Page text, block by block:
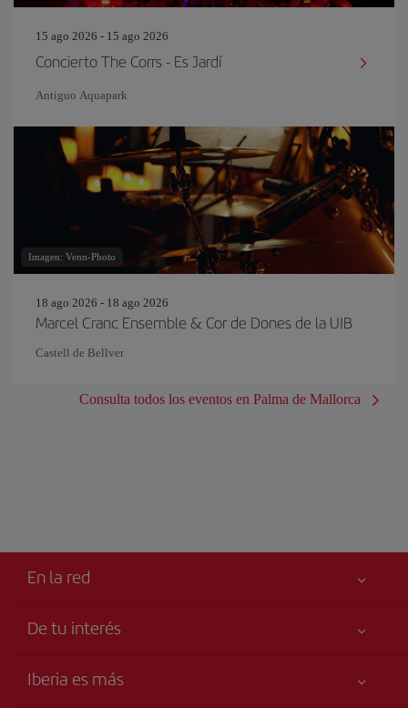
15 ago 2026 - 15 ago 2026
Concierto The Corrs - Es Jardí
Antiguo Aquapark
Imagen: Venn-Photo
18 ago 2026 - 18 ago 2026
Marcel Cranc Ensemble & Cor de Dones de la UIB
Castell de Bellver
Consulta todos los eventos en Palma de Mallorca
En la red
De tu interés
Accesibilidad
Iberia es más